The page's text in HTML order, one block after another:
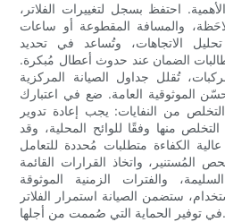
احتفظ بسجل لتغييرات الفلاتر،
والمسافة المقطوعة أو ساعات
تحليل الاتجاهات، وتُساعد في تحديد
الضمان عند حدوث أعطال مُبكرة.
تُقلل جداول الصيانة المركزية
الموثوقية العامة. ضع في اعتبارك
من النفايات: يجب إعادة تدوير
منها وفقًا للوائح المحلية، وقد
الكفاءة متطلبات مُحددة للتعامل
المُستنير، واتخاذ القرارات القائمة
والفترات الزمنية الموثوقة
ستضمن الصيانة استمرار الفلاتر
في توفير الحماية التي صُممت من أجلها.